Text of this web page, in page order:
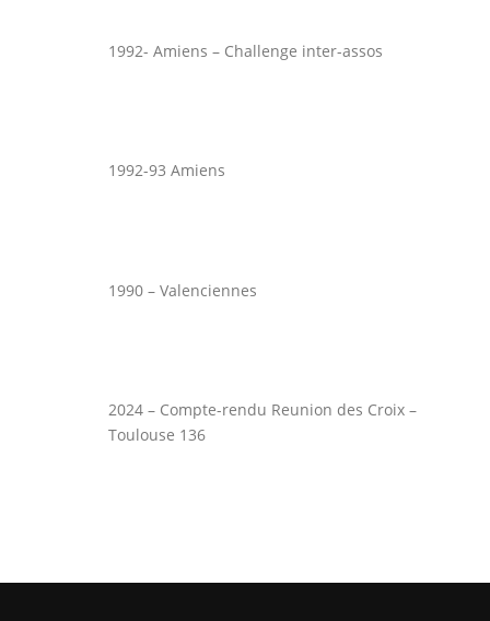
1992- Amiens – Challenge inter-assos
1992-93 Amiens
1990 – Valenciennes
2024 – Compte-rendu Reunion des Croix –
Toulouse 136